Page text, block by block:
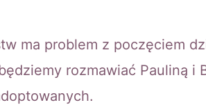
ma problem z poczęciem
rozmawiać Pauliną i